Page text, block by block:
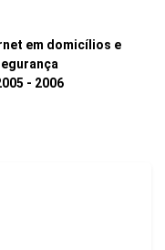
em domicílios e
- 2006